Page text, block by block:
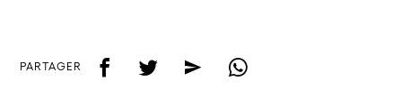
PARTAGER f t e w